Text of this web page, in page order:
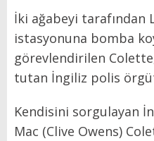
İki ağabeyi tarafından
istasyonuna bomba
görevlendirilen
tutan İngiliz polis
Kendisini sorgulayan
Mac (Clive Owens)